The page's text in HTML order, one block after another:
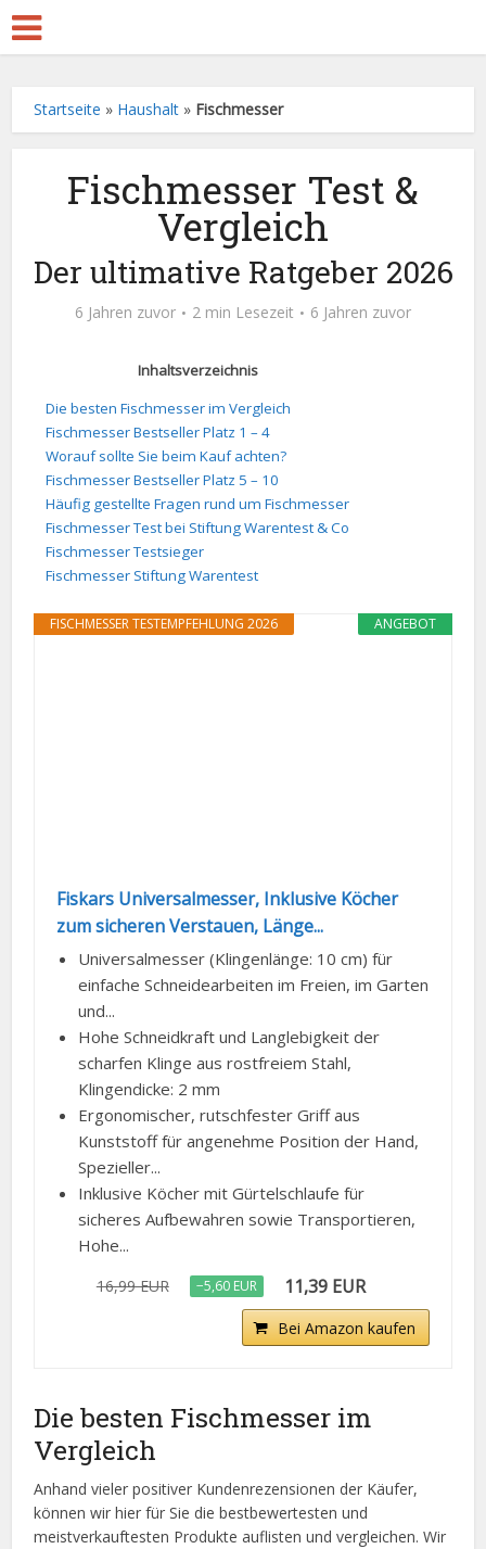
Startseite » Haushalt » Fischmesser
Fischmesser Test &
Vergleich
Der ultimative Ratgeber 2026
6 Jahren zuvor 2 min Lesezeit 6 Jahren zuvor
Inhaltsverzeichnis
Die besten Fischmesser im Vergleich
Fischmesser Bestseller Platz 1 – 4
Worauf sollte Sie beim Kauf achten?
Fischmesser Bestseller Platz 5 – 10
Häufig gestellte Fragen rund um Fischmesser
Fischmesser Test bei Stiftung Warentest & Co
Fischmesser Testsieger
Fischmesser Stiftung Warentest
ANGEBOT
FISCHMESSER TESTEMPFEHLUNG 2026
Fiskars Universalmesser, Inklusive Köcher
zum sicheren Verstauen, Länge...
Universalmesser (Klingenlänge: 10 cm) für
einfache Schneidearbeiten im Freien, im Garten
und...
Hohe Schneidkraft und Langlebigkeit der
scharfen Klinge aus rostfreiem Stahl,
Klingendicke: 2 mm
Ergonomischer, rutschfester Griff aus
Kunststoff für angenehme Position der Hand,
Spezieller...
Inklusive Köcher mit Gürtelschlaufe für
sicheres Aufbewahren sowie Transportieren,
Hohe...
16,99 EUR −5,60 EUR 11,39 EUR
Bei Amazon kaufen
Die besten Fischmesser im
Vergleich
Anhand vieler positiver Kundenrezensionen der Käufer,
können wir hier für Sie die bestbewertesten und
meistverkauftesten Produkte auflisten und vergleichen. Wir